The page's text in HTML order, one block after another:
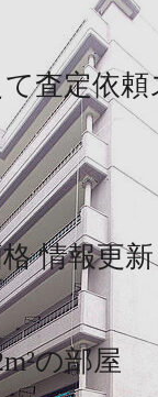
査定依頼
情報更新
の部屋